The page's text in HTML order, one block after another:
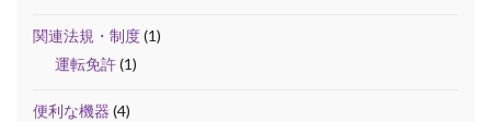
関連法規・制度(1)
運転免許(1)
便利な機器 (4)